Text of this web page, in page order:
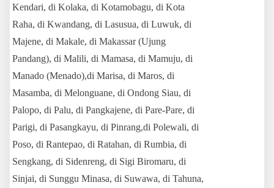
Kendari, di Kolaka, di Kotamobagu, di Kota
Raha, di Kwandang, di Lasusua, di Luwuk, di
Majene, di Makale, di Makassar (Ujung
Pandang), di Malili, di Mamasa, di Mamuju, di
Manado (Menado),di Marisa, di Maros, di
Masamba, di Melonguane, di Ondong Siau, di
Palopo, di Palu, di Pangkajene, di Pare-Pare, di
Parigi, di Pasangkayu, di Pinrang,di Polewali, di
Poso, di Rantepao, di Ratahan, di Rumbia, di
Sengkang, di Sidenreng, di Sigi Biromaru, di
Sinjai, di Sunggu Minasa, di Suwawa, di Tahuna,